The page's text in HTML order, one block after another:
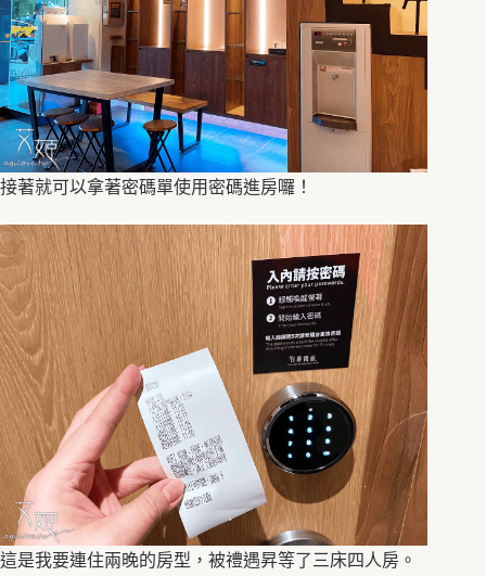
接著就可以拿著密碼單使用密碼進房囉！
這是我要連住兩晚的房型，被禮遇昇等了三床四人房。